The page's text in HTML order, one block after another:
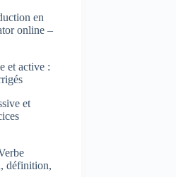
en
online –
et active :
et
définition,